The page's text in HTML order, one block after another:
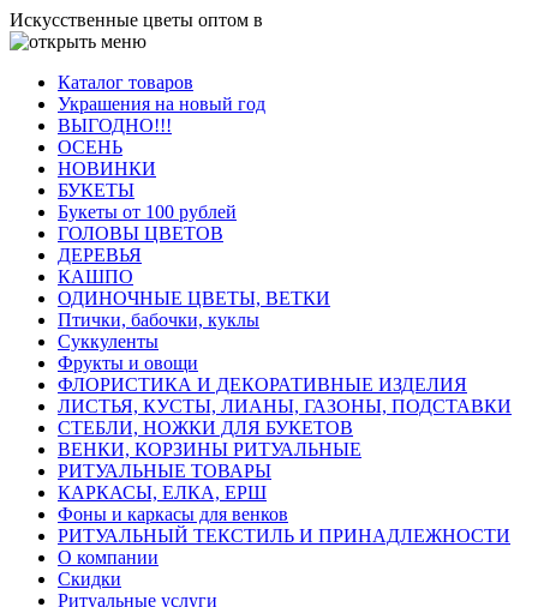
Искусственные цветы оптом в
Каталог товаров
Украшения на новый год
ВЫГОДНО!!!
ОСЕНЬ
НОВИНКИ
БУКЕТЫ
Букеты от 100 рублей
ГОЛОВЫ ЦВЕТОВ
ДЕРЕВЬЯ
КАШПО
ОДИНОЧНЫЕ ЦВЕТЫ, ВЕТКИ
Птички, бабочки, куклы
Суккуленты
Фрукты и овощи
ФЛОРИСТИКА И ДЕКОРАТИВНЫЕ ИЗДЕЛИЯ
ЛИСТЬЯ, КУСТЫ, ЛИАНЫ, ГАЗОНЫ, ПОДСТАВКИ
СТЕБЛИ, НОЖКИ ДЛЯ БУКЕТОВ
ВЕНКИ, КОРЗИНЫ РИТУАЛЬНЫЕ
РИТУАЛЬНЫЕ ТОВАРЫ
КАРКАСЫ, ЕЛКА, ЕРШ
Фоны и каркасы для венков
РИТУАЛЬНЫЙ ТЕКСТИЛЬ И ПРИНАДЛЕЖНОСТИ
О компании
Скидки
Ритуальные услуги